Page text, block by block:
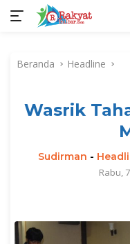
kontenBeranda Headline
Wasrik
Sudirman -
Rabu,